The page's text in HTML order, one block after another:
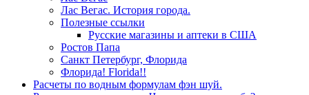
Лас Вегас. История города.
Полезные ссылки
Русские магазины и аптеки в США
Ростов Папа
Санкт Петербург, Флорида
Флорида! Florida!!
Расчеты по водным формулам фэн шуй.